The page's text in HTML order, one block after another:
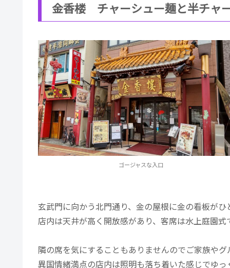
金香楼 チャーシュー麺と半チャ
ゴージャスな入口
玄武門に向かう北門通り、金の屋根に金の看板が
店内は天井が高く開放感があり、客席は水上庭園
隣の席を気にすることもありませんのでご家族や
異国情緒満点の店内は照明も落ち着いた感じでゆ